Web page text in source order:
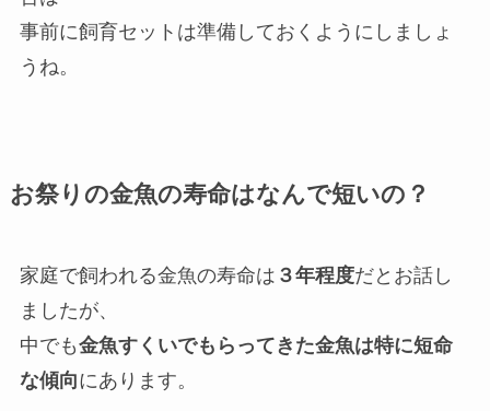
事前に飼育セットは準備しておくようにしましょ
うね。
お祭りの金魚の寿命はなんで短いの？
家庭で飼われる金魚の寿命は ３年程度だとお話し
ましたが、
中でも金魚すくいでもらってきた金魚は特に短命
な傾向にあります。